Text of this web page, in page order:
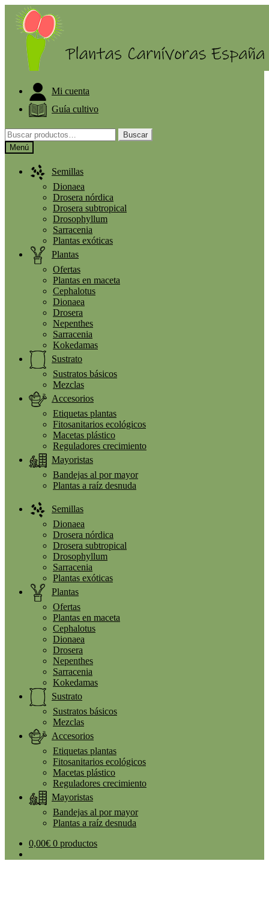
Mi cuenta
Guía cultivo
Buscar
Menú
Semillas
Dionaea
Drosera nórdica
Drosera subtropical
Drosophyllum
Sarracenia
Plantas exóticas
Plantas
Ofertas
Plantas en maceta
Cephalotus
Dionaea
Drosera
Nepenthes
Sarracenia
Kokedamas
Sustrato
Sustratos básicos
Mezclas
Accesorios
Etiquetas plantas
Fitosanitarios ecológicos
Macetas plástico
Reguladores crecimiento
Mayoristas
Bandejas al por mayor
Plantas a raíz desnuda
Semillas
Dionaea
Drosera nórdica
Drosera subtropical
Drosophyllum
Sarracenia
Plantas exóticas
Plantas
Ofertas
Plantas en maceta
Cephalotus
Dionaea
Drosera
Nepenthes
Sarracenia
Kokedamas
Sustrato
Sustratos básicos
Mezclas
Accesorios
Etiquetas plantas
Fitosanitarios ecológicos
Macetas plástico
Reguladores crecimiento
Mayoristas
Bandejas al por mayor
Plantas a raíz desnuda
0,00€ 0 productos
ELIGE PLANTA GRATIS A PARTIR DE 30€